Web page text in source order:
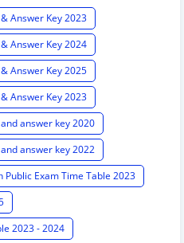
Answer Key 2023
Answer Key 2024
Answer Key 2025
Answer Key 2023
answer key 2020
answer key 2022
Public Exam Time Table 2023
2023 - 2024